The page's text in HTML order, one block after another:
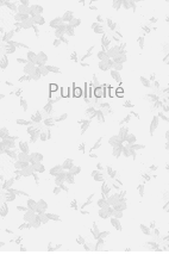
Publicité